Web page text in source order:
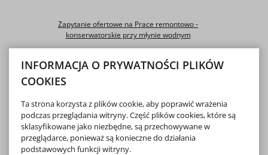
Zapytanie ofertowe na Prace remontowo -
konserwatorskie przy młynie wodnym
PLIK DOC, 1.13 MB pobierz
Informacja o unieważnieniu zapytania ofertowego
PLIK DOCX, 74.94 KB pobierz
INFORMACJA O PRYWATNOŚCI PLIKÓW
COOKIES
Ta strona korzysta z plików cookie, aby poprawić wrażenia
podczas przeglądania witryny. Część plików cookies, które są
sklasyfikowane jako niezbędne, są przechowywane w
przeglądarce, ponieważ są konieczne do działania
podstawowych funkcji witryny.